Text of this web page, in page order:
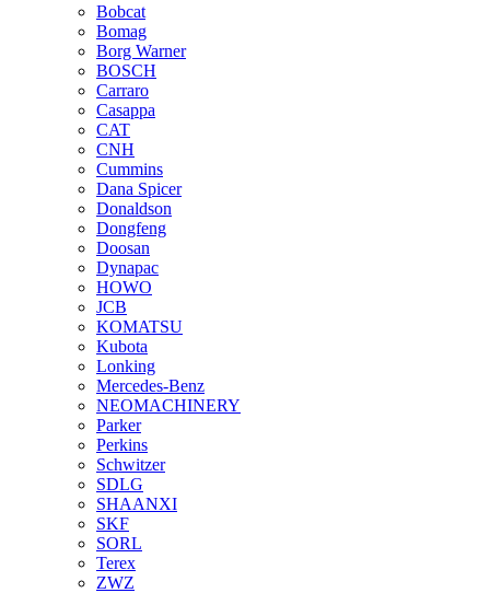
Bobcat
Bomag
Borg Warner
BOSCH
Carraro
Casappa
CAT
CNH
Cummins
Dana Spicer
Donaldson
Dongfeng
Doosan
Dynapac
HOWO
JCB
KOMATSU
Kubota
Lonking
Mercedes-Benz
NEOMACHINERY
Parker
Perkins
Schwitzer
SDLG
SHAANXI
SKF
SORL
Terex
ZWZ